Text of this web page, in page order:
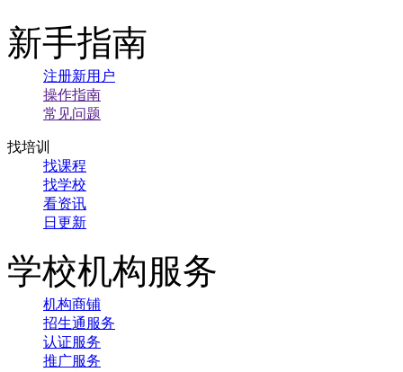
新手指南
注册新用户
操作指南
常见问题
找培训
找课程
找学校
看资讯
日更新
学校机构服务
机构商铺
招生通服务
认证服务
推广服务